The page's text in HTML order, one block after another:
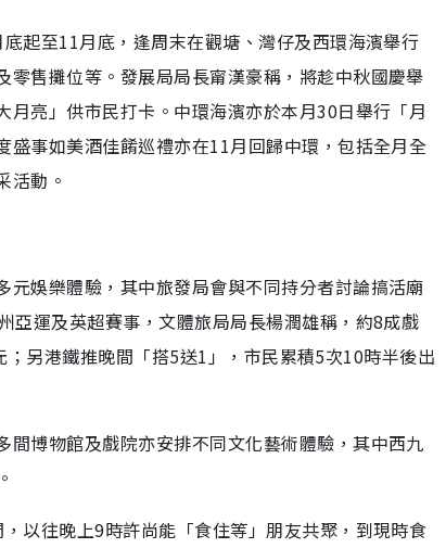
起至11月底，逢周末在觀塘、灣仔及西環海濱舉行
售攤位等。發展局局長甯漢豪稱，將趁中秋國慶舉
亮」供市民打卡。中環海濱亦於本月30日舉行「月
事如美酒佳餚巡禮亦在11月回歸中環，包括全月全
活動。
娛樂體驗，其中旅發局會與不同持分者討論搞活廟
亞運及英超賽事，文體旅局局長楊潤雄稱，約8成戲
另港鐵推晚間「搭5送1」，市民累積5次10時半後出
博物館及戲院亦安排不同文化藝術體驗，其中西九
以往晚上9時許尚能「食住等」朋友共聚，到現時食